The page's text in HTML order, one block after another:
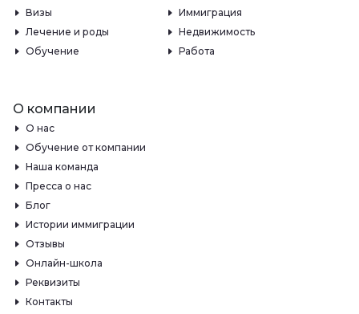
Визы
Иммиграция
Лечение и роды
Недвижимость
Обучение
Работа
О компании
О нас
Обучение от компании
Наша команда
Пресса о нас
Блог
Истории иммиграции
Отзывы
Онлайн-школа
Реквизиты
Контакты